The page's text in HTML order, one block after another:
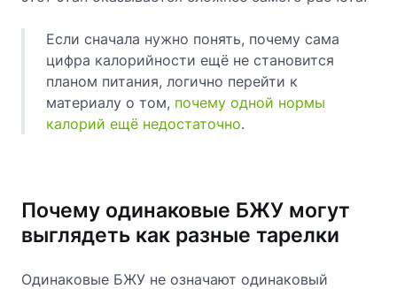
Если сначала нужно понять, почему сама
цифра калорийности ещё не становится
планом питания, логично перейти к
материалу о том, почему одной нормы
калорий ещё недостаточно.
Почему одинаковые БЖУ могут
выглядеть как разные тарелки
Одинаковые БЖУ не означают одинаковый